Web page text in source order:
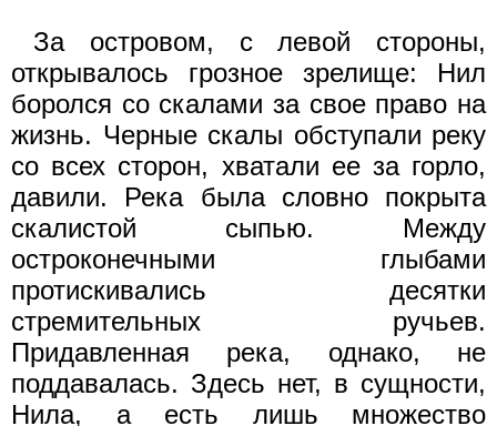
За островом, с левой стороны,
открывалось грозное зрелище: Нил
боролся со скалами за свое право на
жизнь. Черные скалы обступали реку
со всех сторон, хватали ее за горло,
давили. Река была словно покрыта
скалистой сыпью. Между
остроконечными глыбами
протискивались десятки
стремительных ручьев.
Придавленная река, однако, не
поддавалась. Здесь нет, в сущности,
Нила, а есть лишь множество